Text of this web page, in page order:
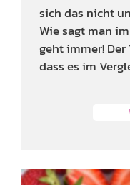
sich das nicht
Wie sagt man
geht immer!
dass es im